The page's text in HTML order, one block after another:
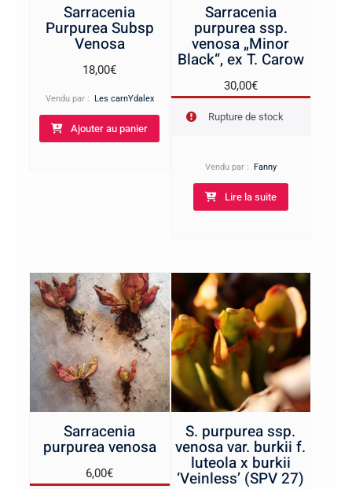
Sarracenia
Purpurea Subsp
Venosa
18,00€
Vendu par : Les carnYdalex
Ajouter au panier
Sarracenia
purpurea ssp.
venosa „Minor
Black“, ex T. Carow
30,00€
Rupture de stock
Vendu par : Fanny
Lire la suite
Sarracenia
purpurea venosa
6,00€
S. purpurea ssp.
venosa var. burkii f.
luteola x burkii
‘Veinless’ (SPV 27)